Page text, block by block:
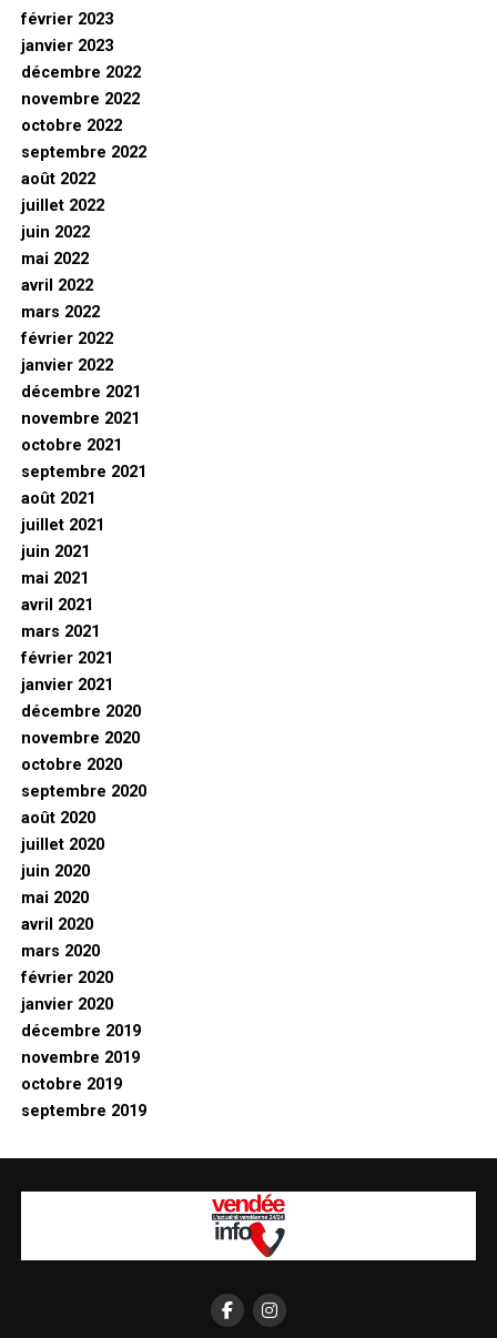
février 2023
janvier 2023
décembre 2022
novembre 2022
octobre 2022
septembre 2022
août 2022
juillet 2022
juin 2022
mai 2022
avril 2022
mars 2022
février 2022
janvier 2022
décembre 2021
novembre 2021
octobre 2021
septembre 2021
août 2021
juillet 2021
juin 2021
mai 2021
avril 2021
mars 2021
février 2021
janvier 2021
décembre 2020
novembre 2020
octobre 2020
septembre 2020
août 2020
juillet 2020
juin 2020
mai 2020
avril 2020
mars 2020
février 2020
janvier 2020
décembre 2019
novembre 2019
octobre 2019
septembre 2019